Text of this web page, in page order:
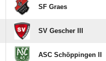
SF Graes
SV Gescher III
ASC Schöppingen II